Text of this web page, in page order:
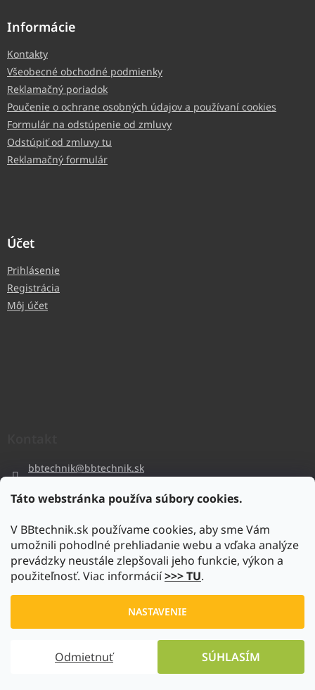
Táto webstránka používa súbory cookies.
V BBtechnik.sk používame cookies, aby sme Vám
umožnili pohodlné prehliadanie webu a vďaka analýze
prevádzky neustále zlepšovali jeho funkcie, výkon a
použiteľnosť. Viac informácií>>> TU.
NASTAVENIE
Odmietnuť SÚHLASÍM
Informácie
Kontakty
Všeobecné obchodné podmienky
Reklamačný poriadok
Poučenie o ochrane osobných údajov a používaní cookies
Formulár na odstúpenie od zmluvy
Odstúpiť od zmluvy tu
Reklamačný formulár
Účet
Prihlásenie
Registrácia
Môj účet
bbtechnik@bbtechnik.sk
bbtechnik
https://www.youtube.com/@bb-techniks.r.o.7746
www.bbtechnik.sk. Všetky práva vyhradené.
Upraviť nastavenie cookies